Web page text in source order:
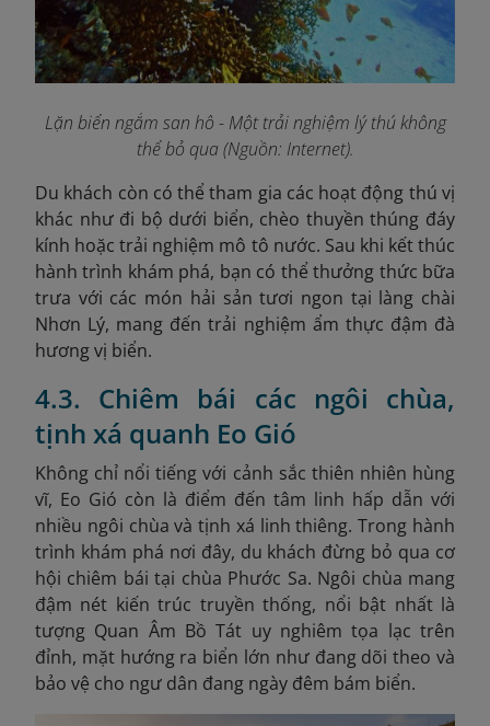
Lặn biển ngắm san hô - Một trải nghiệm lý thú không
thể bỏ qua (Nguồn: Internet).
Du khách còn có thể tham gia các hoạt động thú vị
khác như đi bộ dưới biển, chèo thuyền thúng đáy
kính hoặc trải nghiệm mô tô nước. Sau khi kết thúc
hành trình khám phá, bạn có thể thưởng thức bữa
trưa với các món hải sản tươi ngon tại làng chài
Nhơn Lý, mang đến trải nghiệm ẩm thực đậm đà
hương vị biển.
4.3. Chiêm bái các ngôi chùa,
tịnh xá quanh Eo Gió
Không chỉ nổi tiếng với cảnh sắc thiên nhiên hùng
vĩ, Eo Gió còn là điểm đến tâm linh hấp dẫn với
nhiều ngôi chùa và tịnh xá linh thiêng. Trong hành
trình khám phá nơi đây, du khách đừng bỏ qua cơ
hội chiêm bái tại chùa Phước Sa. Ngôi chùa mang
đậm nét kiến trúc truyền thống, nổi bật nhất là
tượng Quan Âm Bồ Tát uy nghiêm tọa lạc trên
đỉnh, mặt hướng ra biển lớn như đang dõi theo và
bảo vệ cho ngư dân đang ngày đêm bám biển.